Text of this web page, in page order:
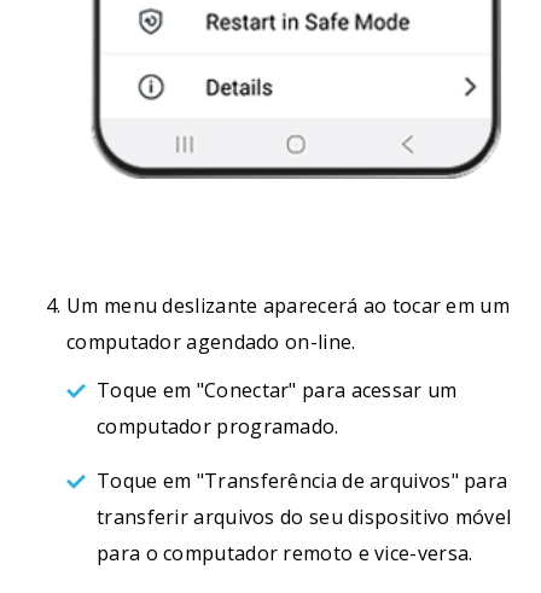
Um menu deslizante aparecerá ao tocar em um
computador agendado on-line.
Toque em "Conectar" para acessar um
computador programado.
Toque em "Transferência de arquivos" para
transferir arquivos do seu dispositivo móvel
para o computador remoto e vice-versa.